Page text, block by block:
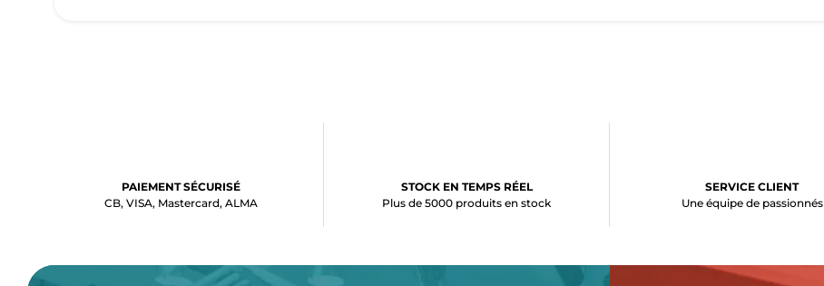
PAIEMENT SÉCURISÉ
CB, VISA, Mastercard, ALMA
STOCK EN TEMPS RÉEL
Plus de 5000 produits en stock
SERVICE CLIENT
Une équipe de passionnés